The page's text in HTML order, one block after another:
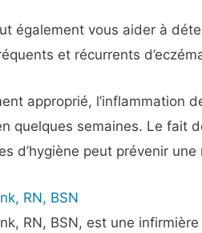
également vous aider à
et récurrents
approprié, l’inflammation
quelques semaines. Le fait
d’hygiène peut prévenir une
RN, BSN
RN, BSN, est une